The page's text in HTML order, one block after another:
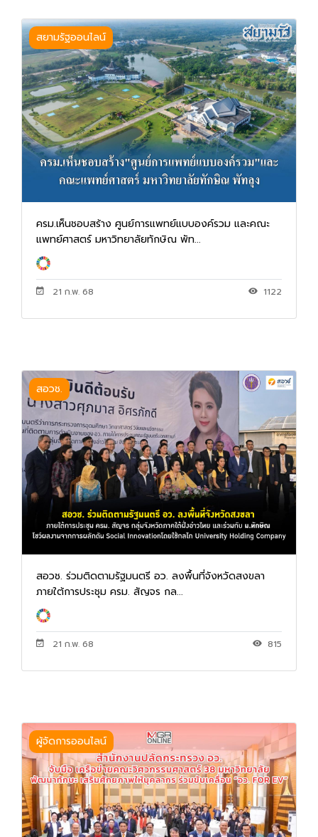
สยามรัฐออนไลน์
ครม.เห็นชอบสร้าง ศูนย์การแพทย์แบบองค์รวม และคณะ
แพทย์ศาสตร์ มหาวิทยาลัยทักษิณ พัท...
21 ก.พ. 68 1122
สอวช.
สอวช. ร่วมติดตามรัฐมนตรี อว. ลงพื้นที่จังหวัดสงขลา
ภายใต้การประชุม ครม. สัญจร กล...
21 ก.พ. 68 815
ผู้จัดการออนไลน์